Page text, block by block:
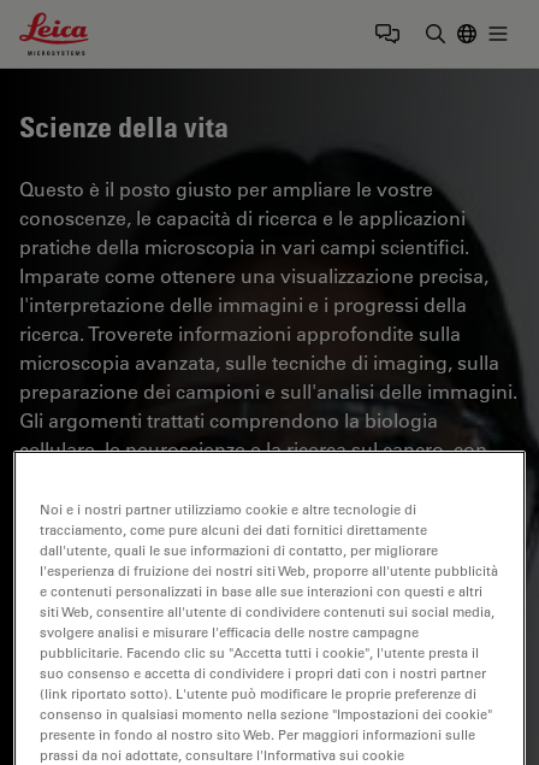
Leica Microsystems Logo
Scienze della vita
Questo è il posto giusto per ampliare le vostre
conoscenze, le capacità di ricerca e le applicazioni
pratiche della microscopia in vari campi scientifici.
Imparate come ottenere una visualizzazione precisa,
l'interpretazione delle immagini e i progressi della
ricerca. Troverete informazioni approfondite sulla
microscopia avanzata, sulle tecniche di imaging, sulla
preparazione dei campioni e sull'analisi delle immagini.
Gli argomenti trattati comprendono la biologia
cellulare, le neuroscienze e la ricerca sul cancro, con
innovazioni più avanzate.
Noi e i nostri partner utilizziamo cookie e altre tecnologie di
tracciamento, come pure alcuni dei dati fornitici direttamente
dall'utente, quali le sue informazioni di contatto, per migliorare
l'esperienza di fruizione dei nostri siti Web, proporre all'utente pubblicità
e contenuti personalizzati in base alle sue interazioni con questi e altri
siti Web, consentire all'utente di condividere contenuti sui social media,
svolgere analisi e misurare l'efficacia delle nostre campagne
pubblicitarie. Facendo clic su "Accetta tutti i cookie", l'utente presta il
suo consenso e accetta di condividere i propri dati con i nostri partner
(link riportato sotto). L'utente può modificare le proprie preferenze di
consenso in qualsiasi momento nella sezione "Impostazioni dei cookie"
presente in fondo al nostro sito Web. Per maggiori informazioni sulle
prassi da noi adottate, consultare l'Informativa sui cookie